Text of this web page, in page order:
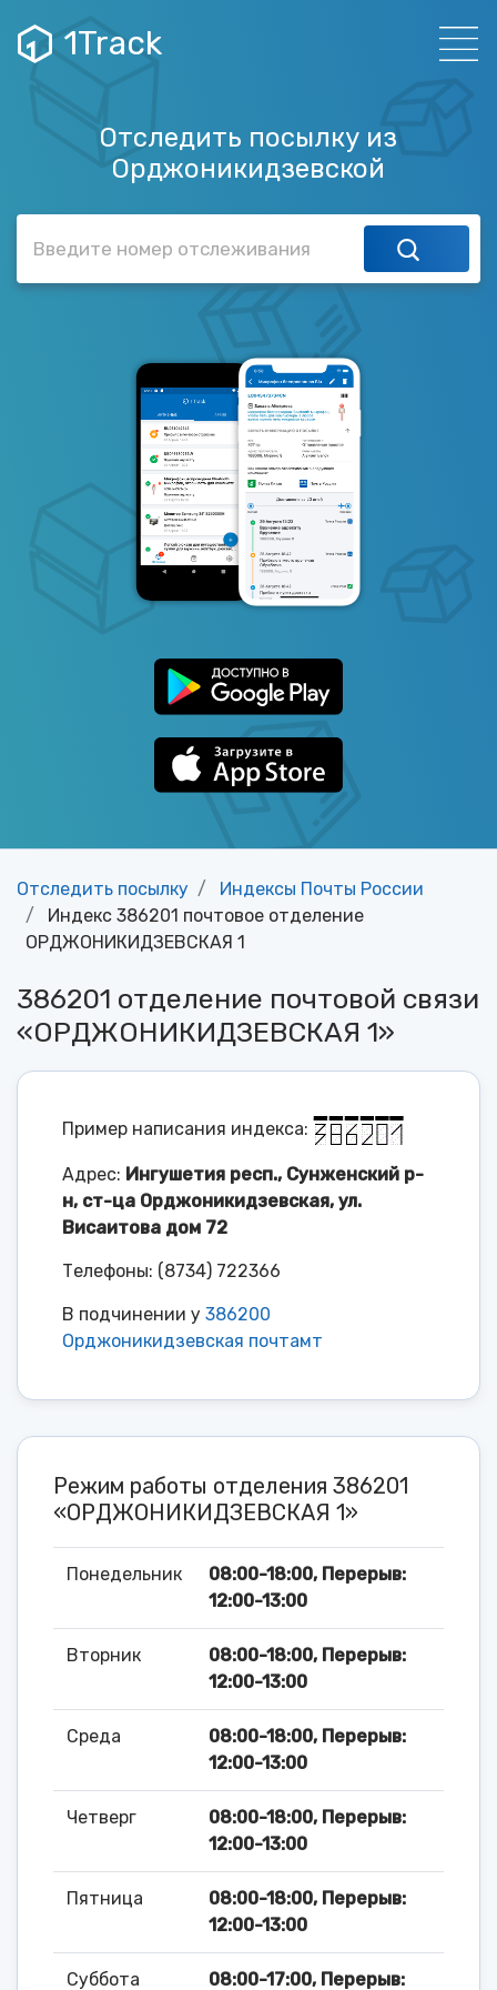
1Track
Отследить посылку из
Орджоникидзевской
Отследить посылку
Индексы Почты России
Индекс 386201 почтовое отделение
ОРДЖОНИКИДЗЕВСКАЯ 1
386201 отделение почтовой связи
«ОРДЖОНИКИДЗЕВСКАЯ 1»
Пример написания индекса:
Адрес: Ингушетия респ., Сунженский р-
н, ст-ца Орджоникидзевская, ул.
Висаитова дом 72
Телефоны: (8734) 722366
В подчинении у 386200
Орджоникидзевская почтамт
Режим работы отделения 386201
«ОРДЖОНИКИДЗЕВСКАЯ 1»
Понедельник
08:00-18:00, Перерыв:
12:00-13:00
Вторник
08:00-18:00, Перерыв:
12:00-13:00
Среда
08:00-18:00, Перерыв:
12:00-13:00
Четверг
08:00-18:00, Перерыв:
12:00-13:00
Пятница
08:00-18:00, Перерыв:
12:00-13:00
Суббота 08:00-17:00, Перерыв: